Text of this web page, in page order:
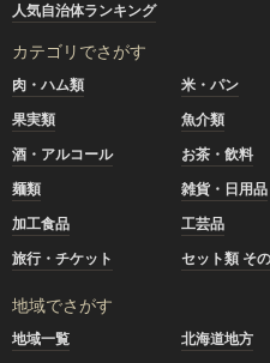
人気自治体ランキング
カテゴリでさがす
肉・ハム類 米・パン
果実類
魚介類
酒・アルコール
お茶・飲料
麺類
雑貨・日用品
加工食品
工芸品
旅行・チケット
セット類 そ
地域でさがす
地域一覧 北海道地方